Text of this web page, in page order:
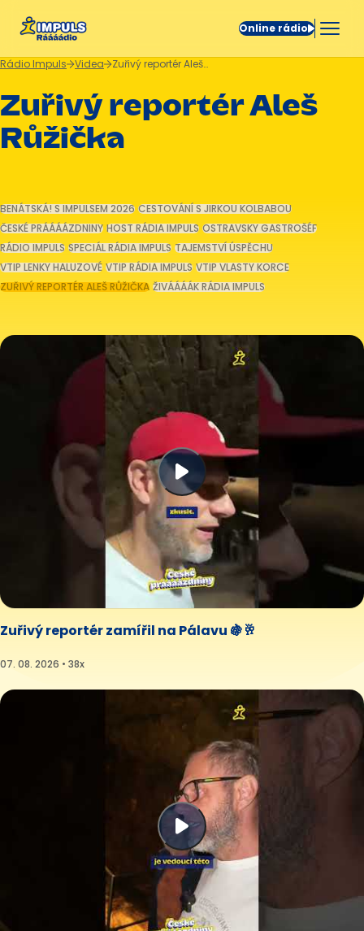
Online rádio
Rádio Impuls Videa Zuřivý reportér Aleš Růžička
Zuřivý reportér Aleš
Růžička
BENÁTSKÁ! S IMPULSEM 2026 CESTOVÁNÍ S JIRKOU KOLBABOU
ČESKÉ PRÁÁÁÁZDNINY HOST RÁDIA IMPULS OSTRAVSKY GASTROŠÉF
RÁDIO IMPULS SPECIÁL RÁDIA IMPULS TAJEMSTVÍ ÚSPĚCHU
VTIP LENKY HALUZOVÉ VTIP RÁDIA IMPULS VTIP VLASTY KORCE
ZUŘIVÝ REPORTÉR ALEŠ RŮŽIČKA ŽIVÁÁÁÁK RÁDIA IMPULS
Zuřivý reportér zamířil na Pálavu 🍇🥂
07. 08. 2026 • 38x